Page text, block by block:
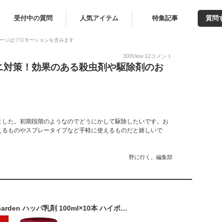
受付中の質問 人気アイテム 特集記事 質問
ジはプロモーションを含みます
300View 12コメント
策！効果のある殺虫剤や駆除剤のお
た。初期段階のようなのでどうにかして駆除したいです。お
ものやスプレータイプなど手軽に使えるものだと嬉しいで
野に行く。編集部
殺虫殺菌剤 BrilliantGarden ハッパ乳剤 100ml×10本 ハイポネックス 殺虫剤 農薬 殺虫剤 バラ 殺虫剤 ハダニ 殺虫剤 殺菌剤 農薬 殺菌剤 バラ 殺菌剤